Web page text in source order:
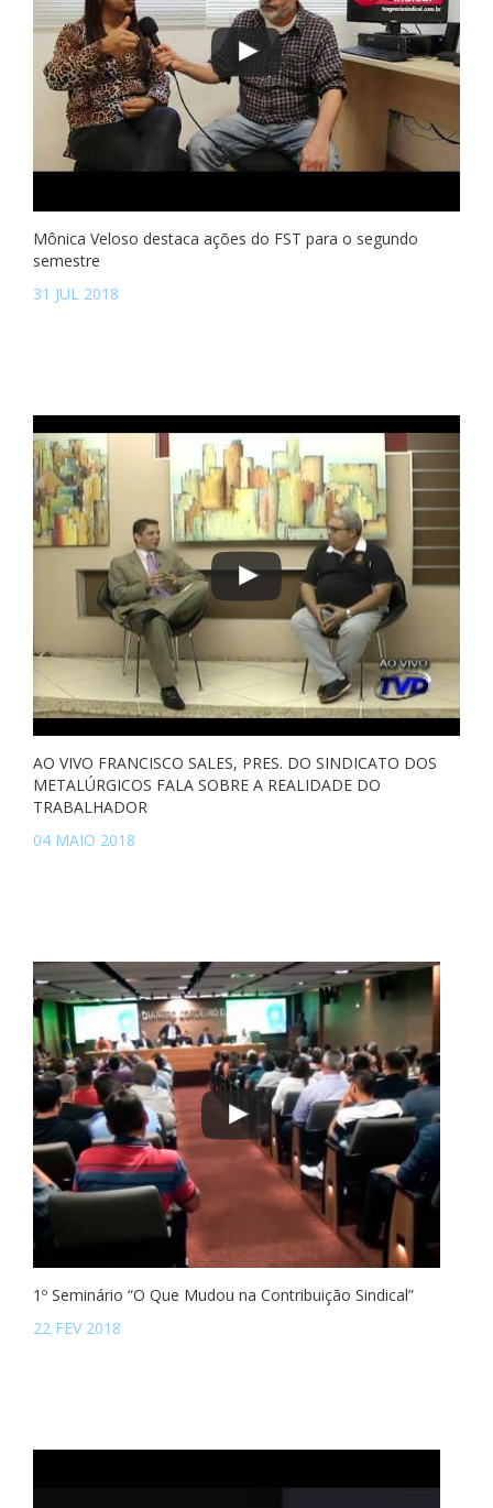
Mônica Veloso destaca ações do FST para o segundo
semestre
31 JUL 2018
AO VIVO FRANCISCO SALES, PRES. DO SINDICATO DOS
METALÚRGICOS FALA SOBRE A REALIDADE DO
TRABALHADOR
04 MAIO 2018
1º Seminário “O Que Mudou na Contribuição Sindical”
22 FEV 2018